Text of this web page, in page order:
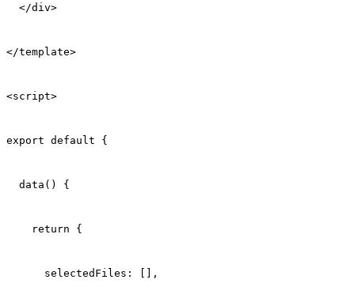
  </div>
</template>
<script>
export default {
  data() {
    return {
      selectedFiles: [],